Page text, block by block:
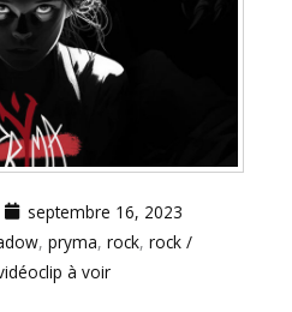
septembre 16, 2023
, pryma, rock, rock /
à voir